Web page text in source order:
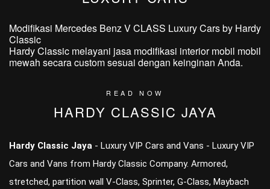
Modifikasi Mercedes Benz V CLASS Luxury Cars by Hardy
Classic
Hardy Classic melayani jasa modifikasi interior mobil mobil
mewah secara custom sesuai dengan keinginan Anda.
READ NOW
HARDY CLASSIC JAYA
Hardy Classic Jaya - Luxury VIP Cars and Vans - Luxury VIP
Cars and Vans from Hardy Classic Company. Armored,
stretched, partition wall V-Class, Sprinter, G-Class, Maybach